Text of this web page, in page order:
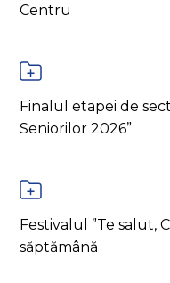
Centru
Finalul etapei de
Seniorilor 2026”
Festivalul ”Te salut,
săptămână